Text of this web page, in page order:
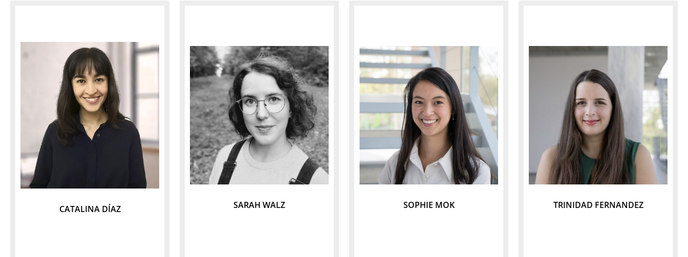
CATALINA DÍAZ SARAH WALZ SOPHIE MOK TRINIDAD FERNANDEZ